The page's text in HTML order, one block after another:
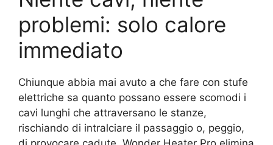
problemi: solo calore
immediato
Chiunque abbia mai avuto a che fare con stufe
elettriche sa quanto possano essere scomodi i
cavi lunghi che attraversano le stanze,
rischiando di intralciare il passaggio o, peggio,